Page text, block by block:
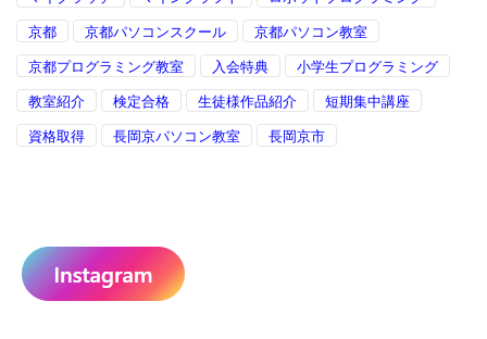
京都 京都パソコンスクール 京都パソコン教室
京都プログラミング教室 入会特典 小学生プログラミング
教室紹介 検定合格 生徒様作品紹介 短期集中講座
資格取得 長岡京パソコン教室 長岡京市